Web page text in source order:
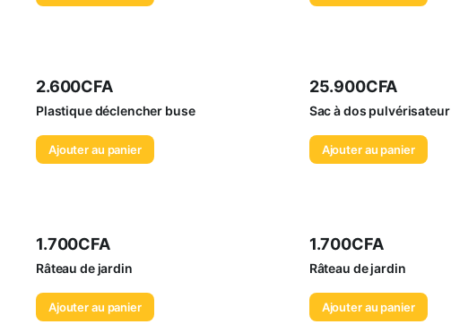
2.600CFA
Plastique déclencher buse
Ajouter au panier
25.900CFA
Sac à dos pulvérisateur
Ajouter au panier
1.700CFA
Râteau de jardin
Ajouter au panier
1.700CFA
Râteau de jardin
Ajouter au panier